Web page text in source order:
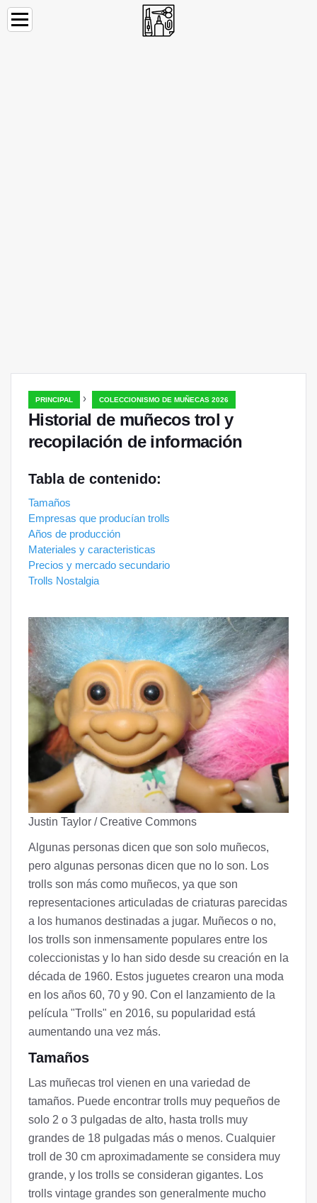
PRINCIPAL › COLECCIONISMO DE MUÑECAS 2026
Historial de muñecos trol y
recopilación de información
Tabla de contenido:
Tamaños
Empresas que producían trolls
Años de producción
Materiales y caracteristicas
Precios y mercado secundario
Trolls Nostalgia
Justin Taylor / Creative Commons
Algunas personas dicen que son solo muñecos,
pero algunas personas dicen que no lo son. Los
trolls son más como muñecos, ya que son
representaciones articuladas de criaturas parecidas
a los humanos destinadas a jugar. Muñecos o no,
los trolls son inmensamente populares entre los
coleccionistas y lo han sido desde su creación en la
década de 1960. Estos juguetes crearon una moda
en los años 60, 70 y 90. Con el lanzamiento de la
película "Trolls" en 2016, su popularidad está
aumentando una vez más.
Tamaños
Las muñecas trol vienen en una variedad de
tamaños. Puede encontrar trolls muy pequeños de
solo 2 o 3 pulgadas de alto, hasta trolls muy
grandes de 18 pulgadas más o menos. Cualquier
troll de 30 cm aproximadamente se considera muy
grande, y los trolls se consideran gigantes. Los
trolls vintage grandes son generalmente mucho